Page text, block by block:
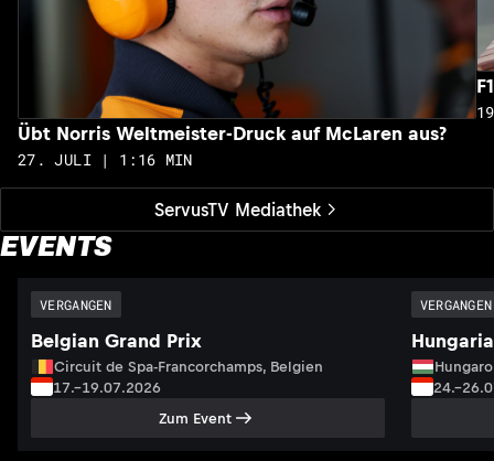
ServusTV Mediathek
Übt Norris Weltmeister-Druck auf McLaren aus?
27. JULI | 1:16 MIN
EVENTS
VERGANGEN
Belgian Grand Prix
Circuit de Spa-Francorchamps, Belgien
17.–19.07.2026
Zum Event
VERGANGEN